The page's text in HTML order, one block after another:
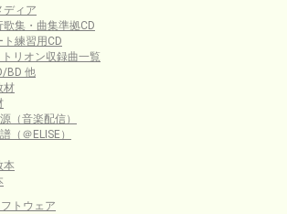
ディア
歌集・曲集準拠CD
ト練習用CD
リオン収録曲一覧
BD 他
材
（音楽配信）
（＠ELISE）
本
トウェア